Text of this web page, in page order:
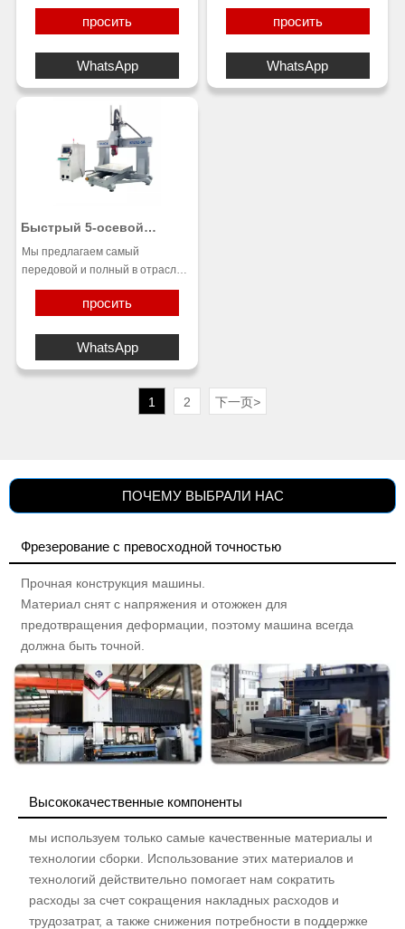
обрабатывающим центром для
непрерывной работы,
функций и предназначенным
для обработки различных
материалов, от легких
материалов, таких как дерево и
пеноматериалы, до композитов,
а также черных и цветных
металлов. рабочая зона:
1300x2500x800mm, 8 pcs tool
насосом Becker 5.5kw, шпиндель
Demas, серводвигатель и
драйвер Syntec 1000w, система
пылеуловитель 7.5, воздушный
компрессор 7.5kw. Рабочее
напряжение:AC380V 50/60Hz, 3-
phase
просить
WhatsApp
многофункциональный, мощный
обрабатывающий центр
предназначенный для
обработки широкого спектра
материалов: от легких
просить
WhatsApp
Быстрый 5-осевой
фрезерный станок с ЧПУ
K1212-5A
Мы предлагаем самый
передовой и полный в отрасли
выбор конфигураций 5-осевых
станков, чтобы обеспечить вам
владения, а также бесконечные
возможности обработки
деталей. С помощью 5-осевого
фрезерного станка с ЧПУ вы
можете обрабатывать пять
просить
WhatsApp
1 2 下一页>
ПОЧЕМУ ВЫБРАЛИ НАС
Фрезерование с превосходной точностью
Прочная конструкция машины.
Материал снят с напряжения и отожжен для
предотвращения деформации, поэтому машина всегда
должна быть точной.
Высококачественные компоненты
мы используем только самые качественные материалы и
технологии сборки. Использование этих материалов и
технологий действительно помогает нам сократить
расходы за счет сокращения накладных расходов и
трудозатрат, а также снижения потребности в поддержке